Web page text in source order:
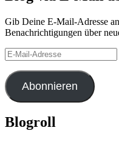
Gib Deine E-Mail-Adresse
Benachrichtigungen über
E-
Mail-
Adresse
Abonnieren
Blogroll